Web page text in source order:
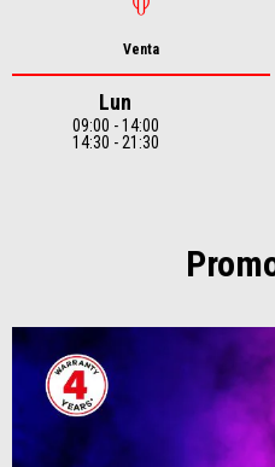
Venta
Lun
09:00 - 14:00
14:30 - 21:30